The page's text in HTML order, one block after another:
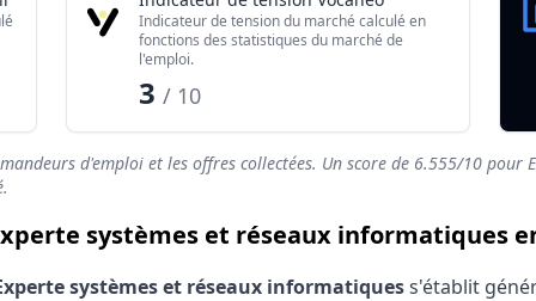
Indicateur de tension du marché calculé en
fonctions des statistiques du marché de
l'emploi.
3/ 10
d'emploi et les offres collectées. Un score de 6.555/10 pour
systèmes et réseaux informatiques
systèmes et réseaux informatiquess'établit